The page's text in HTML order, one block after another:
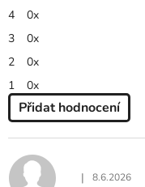
4
0x
3
0x
2
0x
1
0x
Přidat hodnocení
P
I
Hodnocení
| 8.6.2026